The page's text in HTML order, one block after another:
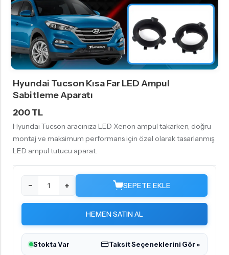
Hyundai Tucson Kısa Far LED Ampul
Sabitleme Aparatı
200 TL
Hyundai Tucson aracınıza LED Xenon ampul takarken, doğru
montaj ve maksimum performans için özel olarak tasarlanmış
LED ampul tutucu aparat.
− + SEPETE EKLE
HEMEN SATIN AL
Stokta Var Taksit Seçeneklerini Gör »